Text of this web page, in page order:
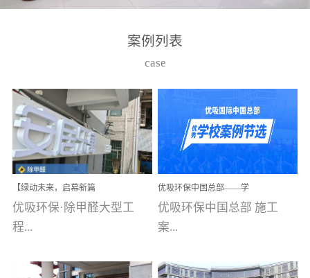
高技能的团队。汇聚了众
取得了多项产品技术专利
和多项国家版权局著作
权，获得高新技术企业称
号。生产优势自主生产自
给自足，优吸公司于2015
在广州番禺区成功建立产
品线生产基地，工厂拥有
自动化生产设备和成熟的
选择源头源材料、严控产
案例列表
case
【绿动未来，启幕新篇
章】优吸环保中标深圳安
居乐寓，超大型工装室内
空气治理项目顺利启航，
优吸环保·除甲醛大型工
程...
优吸环保中国总部——学
校施工案例(节选)
优吸环保中国总部 施工
案...